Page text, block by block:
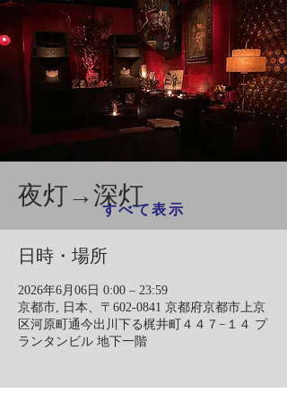
夜灯→深灯
日時・場所
2026年6月06日 0:00 – 23:59
京都市, 日本、〒602-0841 京都府京都市上京
区河原町通今出川下る梶井町４４７−１４ プ
ランタンビル 地下一階
すべて表示